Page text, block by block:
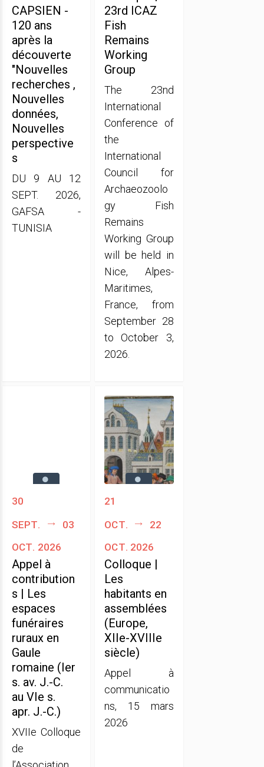
CAPSIEN -
120 ans
après la
découverte
"Nouvelles
recherches ,
Nouvelles
données,
Nouvelles
perspective
s
DU 9 AU 12
SEPT. 2026,
GAFSA -
TUNISIA
23rd ICAZ
Fish
Remains
Working
Group
The 23nd
International
Conference of
the
International
Council for
Archaeozoolo
gy Fish
Remains
Working Group
will be held in
Nice, Alpes-
Maritimes,
France, from
September 28
to October 3,
2026.
30
sept.
03
oct. 2026
Appel à
contribution
s | Les
espaces
funéraires
ruraux en
Gaule
romaine (Ier
s. av. J.-C.
au VIe s.
apr. J.-C.)
XVIIe Colloque
de
21
oct.
22
oct. 2026
Colloque |
Les
habitants en
assemblées
(Europe,
XIIe-XVIIIe
siècle)
Appel à
communicatio
ns, 15 mars
2026